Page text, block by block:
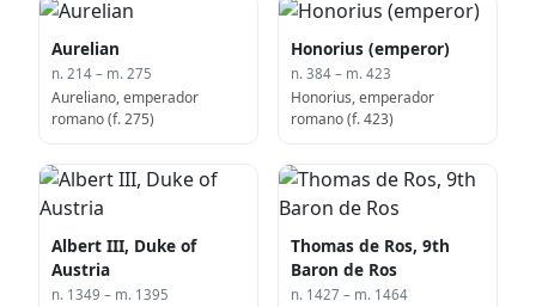
Aurelian
n. 214 – m. 275
Aureliano, emperador
romano (f. 275)
Honorius (emperor)
n. 384 – m. 423
Honorius, emperador
romano (f. 423)
Albert III, Duke of
Austria
n. 1349 – m. 1395
Thomas de Ros, 9th
Baron de Ros
n. 1427 – m. 1464